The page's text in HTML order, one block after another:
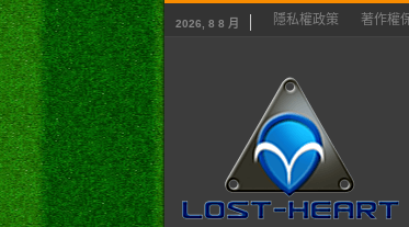
2026, 8 8 月 隱私權政策 著作權